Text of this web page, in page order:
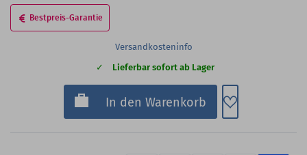
Bestpreis-Garantie
Versandkosteninfo
Lieferbar sofort ab Lager
In den Warenkorb Zum